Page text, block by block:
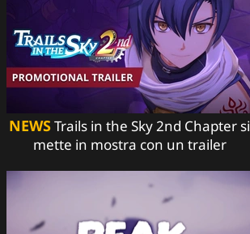
NEWSTrails in the Sky 2nd Chapter si
mette in mostra con un trailer